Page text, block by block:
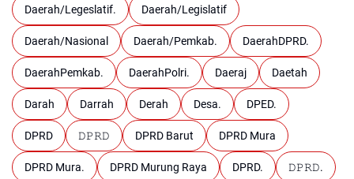
Daerah/Legeslatif. Daerah/Legislatif
Daerah/Nasional Daerah/Pemkab. DaerahDPRD.
DaerahPemkab. DaerahPolri. Daeraj Daetah
Darah Darrah Derah Desa. DPED.
DPRD 𝙳𝙿𝚁𝙳 DPRD Barut DPRD Mura
DPRD Mura. DPRD Murung Raya DPRD. 𝙳𝙿𝚁𝙳.